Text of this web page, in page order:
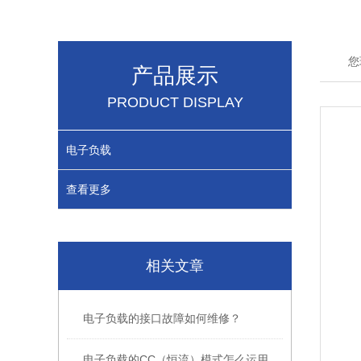
产品展示
PRODUCT DISPLAY
电子负载
查看更多
相关文章
电子负载的接口故障如何维修？
您